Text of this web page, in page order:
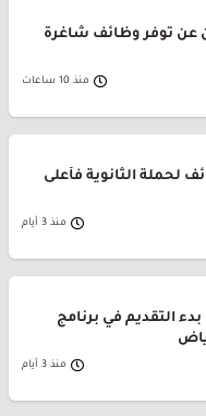
عن توفر وظائف شاغرة
منذ 10 ساعات
لحملة الثانوية فأعلى
منذ 3 أيام
التقديم في برنامج
منذ 3 أيام